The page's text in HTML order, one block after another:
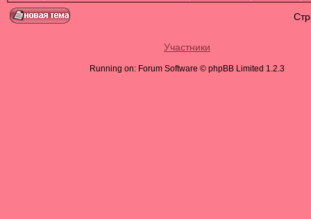
Участники
Running on: Forum Software © phpBB Limited 1.2.3